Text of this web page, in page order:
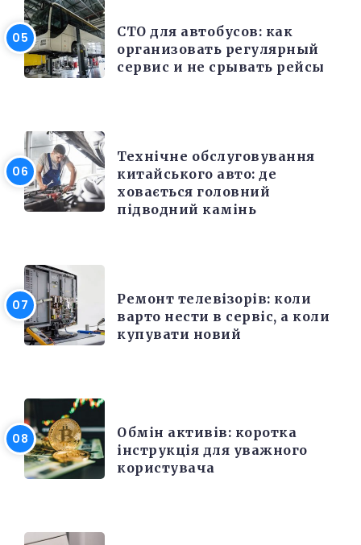
СТО для автобусов: как
организовать регулярный
сервис и не срывать рейсы
Технічне обслуговування
китайського авто: де
ховається головний
підводний камінь
Ремонт телевізорів: коли
варто нести в сервіс, а коли
купувати новий
Обмін активів: коротка
інструкція для уважного
користувача